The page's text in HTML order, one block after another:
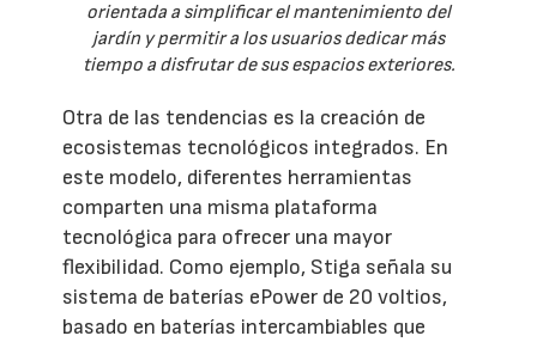
orientada a simplificar el mantenimiento del
jardín y permitir a los usuarios dedicar más
tiempo a disfrutar de sus espacios exteriores.
Otra de las tendencias es la creación de
ecosistemas tecnológicos integrados. En
este modelo, diferentes herramientas
comparten una misma plataforma
tecnológica para ofrecer una mayor
flexibilidad. Como ejemplo, Stiga señala su
sistema de baterías ePower de 20 voltios,
basado en baterías intercambiables que